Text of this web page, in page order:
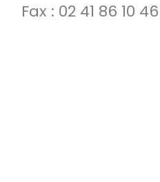
Fax : 02 41 86 10 46